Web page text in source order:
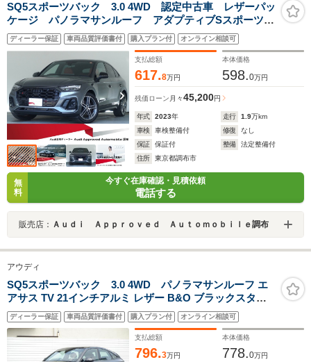
SQ5スポーツバック 3.0 4WD 認定中古車 レザーパッ
ケージ パノラマサンルーフ アダプティブSスポーツエ
アサスペンション ブラックAudi rings&ブラックスタイ
リングパッケージ TV ヘッドアップディスプレイ コ
ンフォートパッケージ
ディーラー保証 車両品質評価書付 購入プラン付 オンライン相談可
支払総額
617.8万円
本体価格
598.0万円
残価ローン 月々45,200円
年式 2023年 走行 1.9万km
車検
車検整備付 修復
なし
保証
保証付 整備
法定整備付
住所
東京都調布市
無
料
今すぐ在庫確認・見積依頼
電話する
販売店： Ａｕｄｉ Ａｐｐｒｏｖｅｄ Ａｕｔｏｍｏｂｉｌｅ調布
アウディ
SQ5スポーツバック 3.0 4WD パノラマサンルーフ エ
アサス TV 21インチアルミ レザー B&O ブラックスタイ
ル コンフォートP 認定中古車
ディーラー保証 車両品質評価書付 購入プラン付 オンライン相談可
支払総額
796.3万円
本体価格
778.0万円